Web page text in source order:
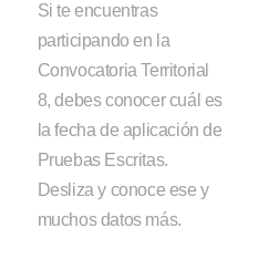
Si te encuentras
participando en la
Convocatoria Territorial
8, debes conocer cuál es
la fecha de aplicación de
Pruebas Escritas.
Desliza y conoce ese y
muchos datos más.